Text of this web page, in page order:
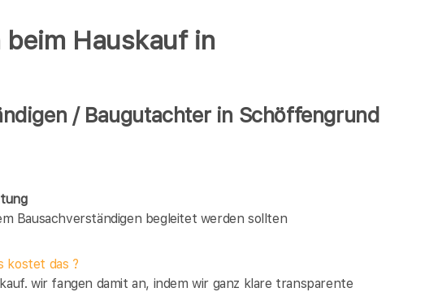
Hauskauf in
/ Baugutachter in Schöffengrund
Bausachverständigen begleitet werden sollten
kostet das ?
wir fangen damit an, indem wir ganz klare transparente